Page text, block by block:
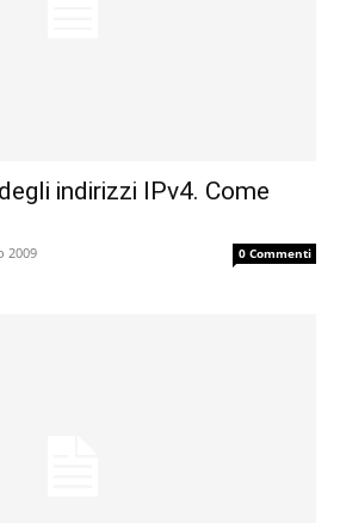
indirizzi IPv4. Come
2009 0 Commenti